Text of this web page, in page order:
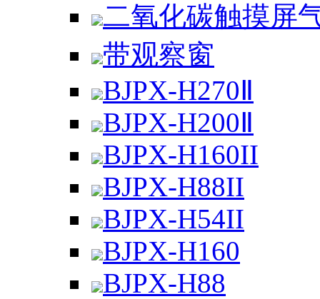
二氧化碳触摸屏
带观察窗
BJPX-H270Ⅱ
BJPX-H200Ⅱ
BJPX-H160II
BJPX-H88II
BJPX-H54II
BJPX-H160
BJPX-H88